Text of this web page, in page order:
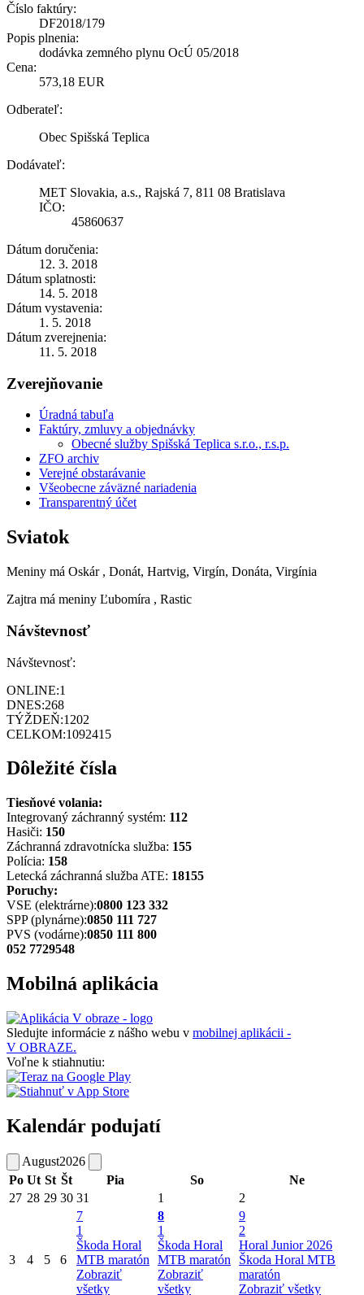
Číslo faktúry:
DF2018/179
Popis plnenia:
dodávka zemného plynu OcÚ 05/2018
Cena:
573,18 EUR
Odberateľ:
Obec Spišská Teplica
Dodávateľ:
MET Slovakia, a.s., Rajská 7, 811 08 Bratislava
IČO:
45860637
Dátum doručenia:
12. 3. 2018
Dátum splatnosti:
14. 5. 2018
Dátum vystavenia:
1. 5. 2018
Dátum zverejnenia:
11. 5. 2018
Zverejňovanie
Úradná tabuľa
Faktúry, zmluvy a objednávky
Obecné služby Spišská Teplica s.r.o., r.s.p.
ZFO archiv
Verejné obstarávanie
Všeobecne záväzné nariadenia
Transparentný účet
Sviatok
Meniny má Oskár , Donát, Hartvig, Virgín, Donáta, Virgínia
Zajtra má meniny Ľubomíra , Rastic
Návštevnosť
Návštevnosť:
ONLINE:1
DNES:268
TÝŽDEŇ:1202
CELKOM:1092415
Dôležité čísla
Tiesňové volania:
Integrovaný záchranný systém: 112
Hasiči: 150
Záchranná zdravotnícka služba: 155
Polícia: 158
Letecká záchranná služba ATE: 18155
Poruchy:
VSE (elektrárne):0800 123 332
SPP (plynárne):0850 111 727
PVS (vodárne):0850 111 800
052 7729548
Mobilná aplikácia
Sledujte informácie z nášho webu v mobilnej aplikácii -
V OBRAZE.
Voľne k stiahnutiu:
Kalendár podujatí
August2026
Po Ut St Št Pia So
Ne
27 28 29 30 31 1 2
3 4 5 6
7
1
Škoda Horal
MTB maratón
Zobraziť
všetky
8
1
Škoda Horal
MTB maratón
Zobraziť
všetky
9
2
Horal Junior 2026
Škoda Horal MTB
maratón
Zobraziť všetky